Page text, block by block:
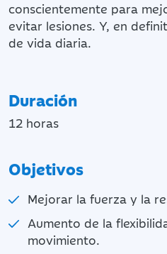
conscientemente para
evitar lesiones. Y, en
de vida diaria.
Duración
12 horas
Objetivos
Mejorar la fuerza y la
Aumento de la
movimiento.